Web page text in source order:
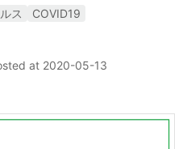
ス
COVID19
at 2020-05-13